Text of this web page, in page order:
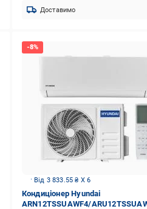
Доставимо
Від 3 833.55 ₴ X 6
Кондиціонер Hyundai
ARN12TSSUAWF4/